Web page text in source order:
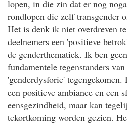
lopen, in die zin dat er nog
rondlopen die zelf transgender
Het is denk ik niet overdreven
deelnemers een 'positieve
de genderthematiek. Ik ben
fundamentele tegenstanders
'genderdysforie'
een positieve ambiance en een
eensgezindheid, maar kan
tekortkoming worden gezien.